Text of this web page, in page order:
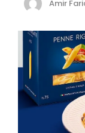
Amir